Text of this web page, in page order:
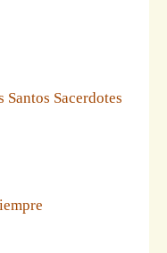
Sacerdotes